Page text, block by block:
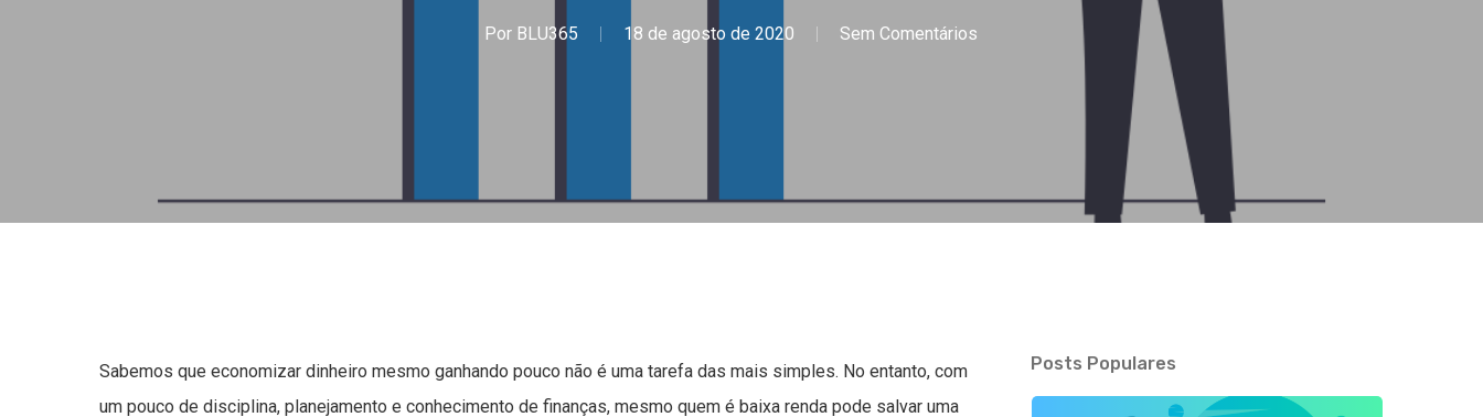
Por BLU365 18 de agosto de 2020 Sem Comentários
Sabemos que economizar dinheiro mesmo ganhando pouco não é uma tarefa das mais simples. No entanto, com
um pouco de disciplina, planejamento e conhecimento de finanças, mesmo quem é baixa renda pode salvar uma
Posts Populares